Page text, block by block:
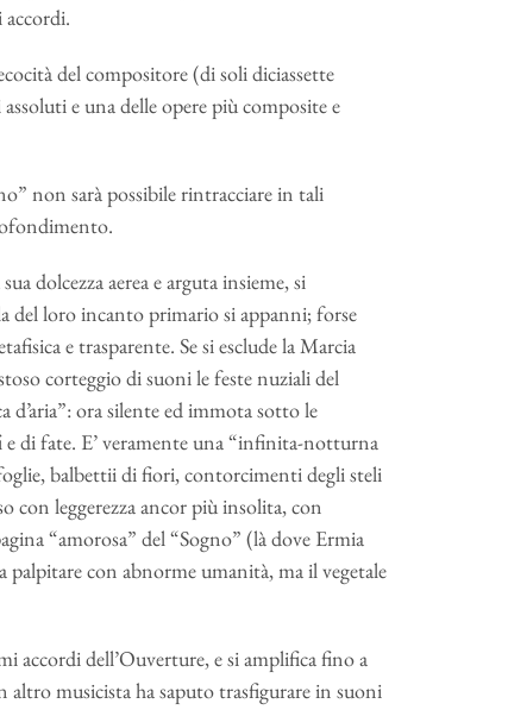
del compositore (di soli diciassette
e una delle opere più composite e
non sarà possibile rintracciare in tali
dolcezza aerea e arguta insieme, si
del loro incanto primario si appanni; forse
e trasparente. Se si esclude la Marcia
corteggio di suoni le feste nuziali del
d’aria”: ora silente ed immota sotto le
e di fate. E’ veramente una “infinita-notturna
balbettii di fiori, contorcimenti degli steli
con leggerezza ancor più insolita, con
“amorosa” del “Sogno” (là dove Ermia
palpitare con abnorme umanità, ma il vegetale
dell’Ouverture, e si amplifica fino a
altro musicista ha saputo trasfigurare in suoni